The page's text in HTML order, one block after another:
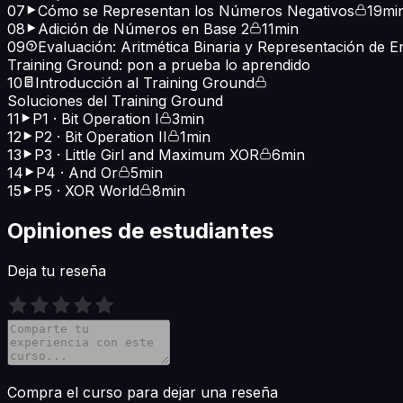
07
Cómo se Representan los Números Negativos
08
Adición de Números en Base 2
11min
09
Evaluación: Aritmética Binaria y Representación de
Training Ground: pon a prueba lo aprendido
10
Introducción al Training Ground
Soluciones del Training Ground
11
P1 · Bit Operation I
3min
12
P2 · Bit Operation II
1min
13
P3 · Little Girl and Maximum XOR
6min
14
P4 · And Or
5min
15
P5 · XOR World 8min
Opiniones de estudiantes
Deja tu reseña
Compra el curso para dejar una reseña